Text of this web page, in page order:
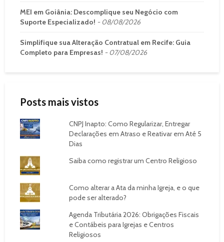
MEI em Goiânia: Descomplique seu Negócio com
Suporte Especializado!
08/08/2026
Simplifique sua Alteração Contratual em Recife: Guia
Completo para Empresas!
07/08/2026
Posts mais vistos
CNPJ Inapto: Como Regularizar, Entregar
Declarações em Atraso e Reativar em Até 5
Dias
Saiba como registrar um Centro Religioso
Como alterar a Ata da minha Igreja, e o que
pode ser alterado?
Agenda Tributária 2026: Obrigações Fiscais
e Contábeis para Igrejas e Centros
Religiosos